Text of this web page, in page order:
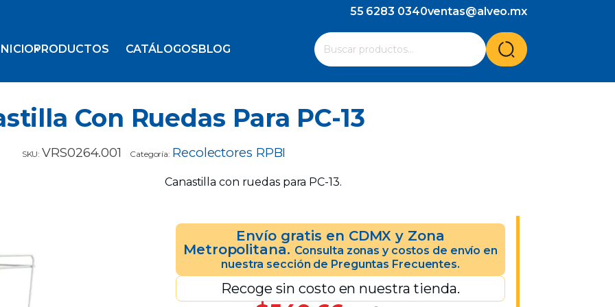
55 6283 0340ventas@alveo.mx
PRODUCTOS CATÁLOGOSBLOG
Buscar
por:
Cuando hay resultados autocompletados, puedes
Con Ruedas Para PC-13
SKU: VRS0264.001 Categoría: Recolectores RPBI
Canastilla con ruedas para PC-13.
Envío gratis en CDMX y Zona
Metropolitana. Consulta zonas y costos de envío en
nuestra sección de Preguntas Frecuentes.
Recoge sin costo en nuestra tienda.